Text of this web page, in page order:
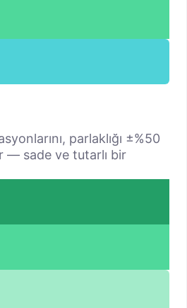
parlaklığı ±%50
— sade ve tutarlı bir